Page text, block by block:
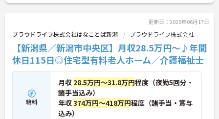
更新日：2026年06月17日
プラウドライフ株式会社はなことば新潟 プラウドライフ株式会社
【新潟県／新潟市中央区】月収28.5万円～♪年間
休日115日◎住宅型有料老人ホーム／介護福祉士
給料
月収 28.5万円～31.8万円程度（夜勤5回分・
諸手当込み）
年収374万円～418万円程度（諸手当・賞与
込み）